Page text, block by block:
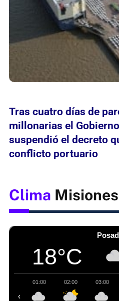
Tras cuatro días de
millonarias el
suspendió el decreto
conflicto portuario
Clima Misiones
18°C
01:00 02:00 03:00
‹